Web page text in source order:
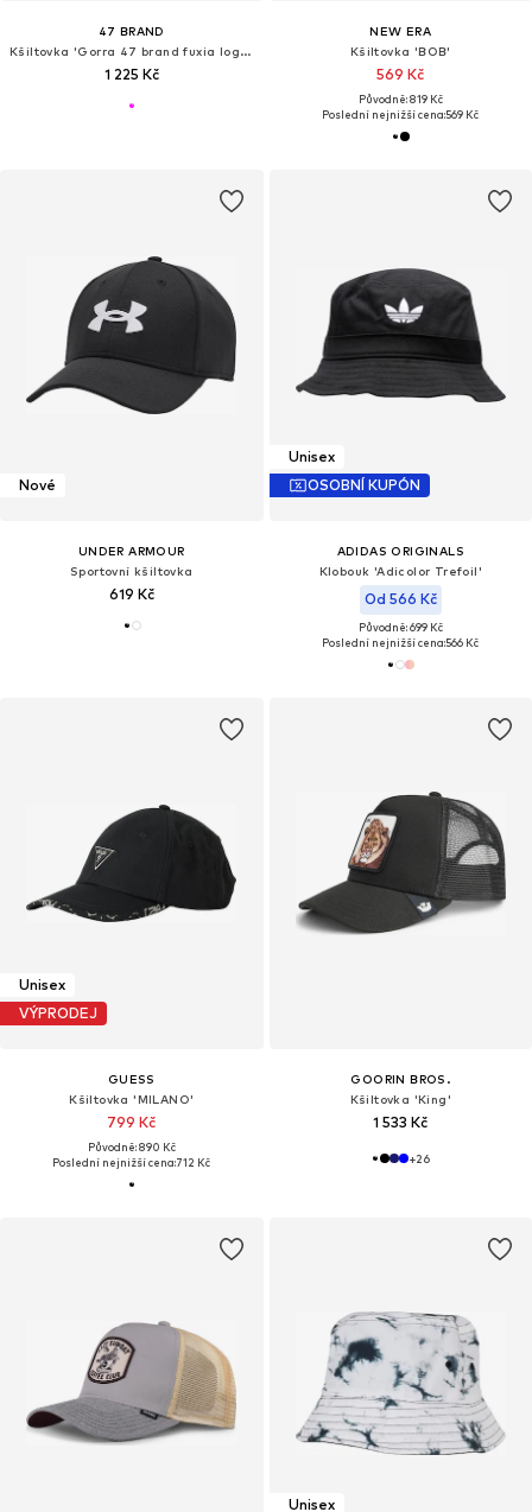
47 BRAND
Kšiltovka 'Gorra 47 brand fuxia logo ny bordado frente visera curva'
1 225 Kč
NEW ERA
Kšiltovka 'BOB'
569 Kč
Původně: 819 Kč
Poslední nejnižší cena:569 Kč
Nové
UNDER ARMOUR
Sportovní kšiltovka
619 Kč
Unisex
OSOBNÍ KUPÓN
ADIDAS ORIGINALS
Klobouk 'Adicolor Trefoil'
Od 566 Kč
Původně: 699 Kč
Poslední nejnižší cena:566 Kč
Unisex
VÝPRODEJ
GUESS
Kšiltovka 'MILANO'
799 Kč
Původně: 890 Kč
Poslední nejnižší cena:712 Kč
GOORIN BROS.
Kšiltovka 'King'
1 533 Kč
+26
Unisex